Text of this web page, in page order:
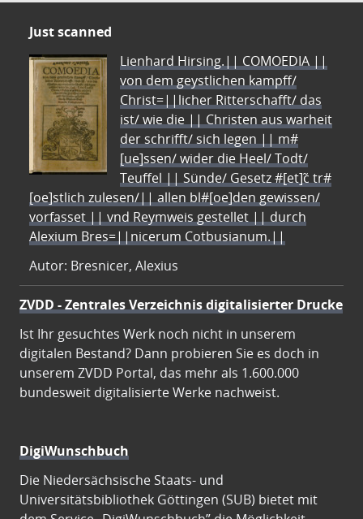
Just scanned
Lienhard Hirsing.|| COMOEDIA ||
von dem geystlichen kampff/
Christ=||licher Ritterschafft/ das
ist/ wie die || Christen aus warheit
der schrifft/ sich legen || m#
[ue]ssen/ wider die Heel/ Todt/
Teuffel || Sünde/ Gesetz #[et]c̃ tr#
[oe]stlich zulesen/|| allen bl#[oe]den gewissen/
vorfasset || vnd Reymweis gestellet || durch
Alexium Bres=||nicerum Cotbusianum.||
Autor: Bresnicer, Alexius
ZVDD - Zentrales Verzeichnis digitalisierter Drucke
Ist Ihr gesuchtes Werk noch nicht in unserem
digitalen Bestand? Dann probieren Sie es doch in
unserem ZVDD Portal, das mehr als 1.600.000
bundesweit digitalisierte Werke nachweist.
DigiWunschbuch
Die Niedersächsische Staats- und
Universitätsbibliothek Göttingen (SUB) bietet mit